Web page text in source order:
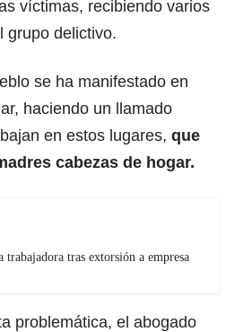
víctimas, recibiendo varios
grupo delictivo.
se ha manifestado en
haciendo un llamado
en estos lugares, que
cabezas de hogar.
trabajadora tras extorsión a empresa
problemática, el abogado